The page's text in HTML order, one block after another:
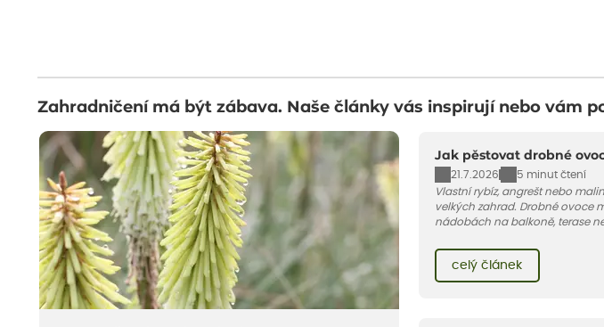
Zahradničení má být zábava. Naše články vás inspirují nebo vám
Jak pěstovat drobné
21.7.2026
5 minut čtení
Vlastní rybíz, angrešt nebo
velkých zahrad. Drobné ovoce
nádobách na balkoně, terase
pár základních pravidel. V
celý článek